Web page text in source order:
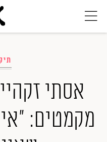
אסתי
מקמטים: